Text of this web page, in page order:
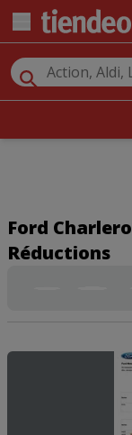
Ford
Réductions